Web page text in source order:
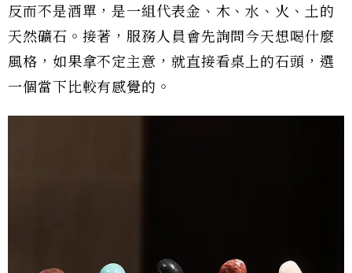
反而不是酒單，是一組代表金、木、水、火、土的
天然礦石。接著，服務人員會先詢問今天想喝什麼
風格，如果拿不定主意，就直接看桌上的石頭，選
一個當下比較有感覺的。